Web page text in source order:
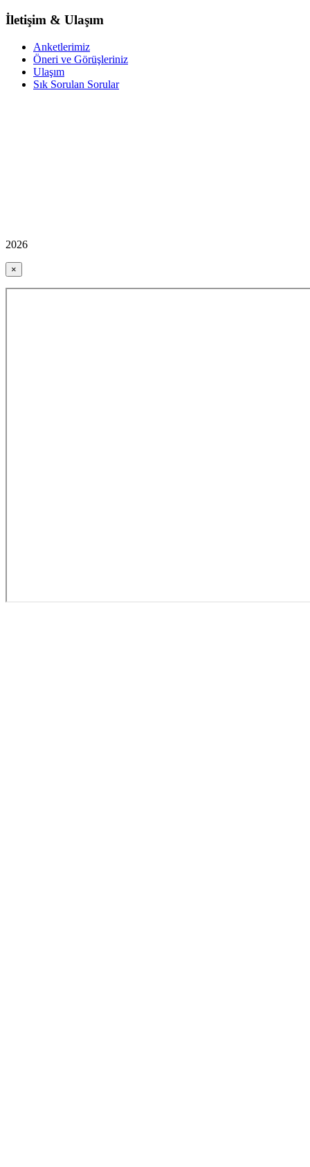
İletişim & Ulaşım
Anketlerimiz
Öneri ve Görüşleriniz
Ulaşım
Sık Sorulan Sorular
2026
×